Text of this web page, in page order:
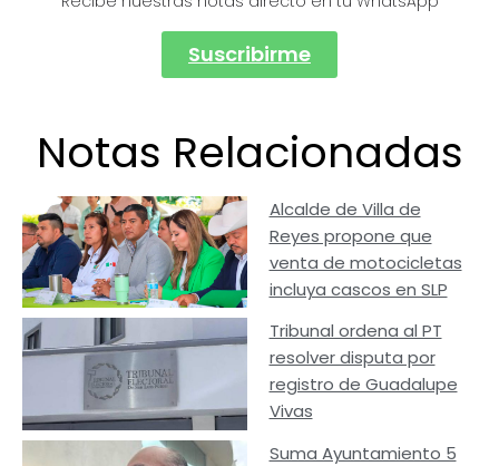
Suscribirme
Notas Relacionadas
Alcalde de Villa de
Reyes propone que
venta de motocicletas
incluya cascos en SLP
Tribunal ordena al PT
resolver disputa por
registro de Guadalupe
Vivas
Suma Ayuntamiento 5